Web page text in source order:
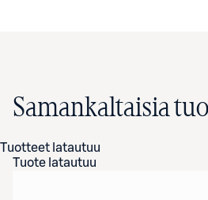
Samankaltaisia
Tuotteet latautuu
Tuote latautuu